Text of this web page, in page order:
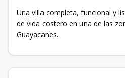
Una villa completa, funcional y
de vida costero en una de las
Guayacanes.